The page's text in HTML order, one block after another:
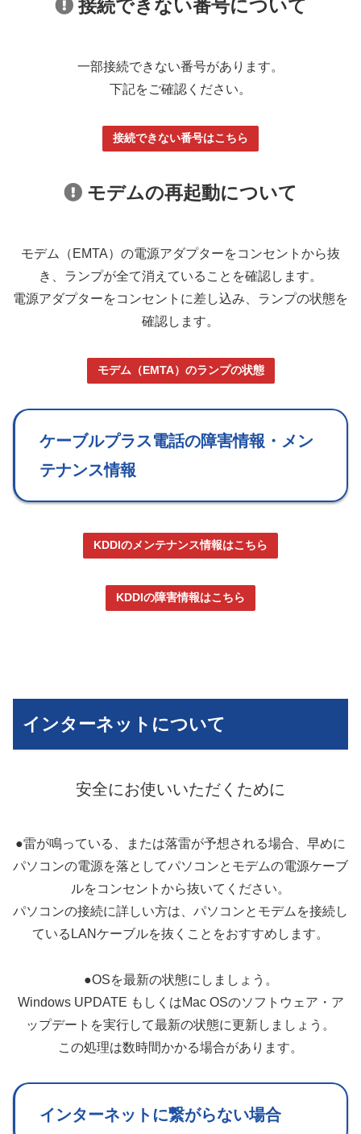
接続できない番号について
一部接続できない番号があります。
下記をご確認ください。
接続できない番号はこちら
モデムの再起動について
モデム（EMTA）の電源アダプターをコンセントから抜
き、ランプが全て消えていることを確認します。
電源アダプターをコンセントに差し込み、ランプの状態を
確認します。
モデム（EMTA）のランプの状態
ケーブルプラス電話の障害情報・メン
テナンス情報
KDDIのメンテナンス情報はこちら
KDDIの障害情報はこちら
インターネットについて
安全にお使いいただくために
●雷が鳴っている、または落雷が予想される場合、早めに
パソコンの電源を落としてパソコンとモデムの電源ケーブ
ルをコンセントから抜いてください。
パソコンの接続に詳しい方は、パソコンとモデムを接続し
ているLANケーブルを抜くことをおすすめします。
●OSを最新の状態にしましょう。
Windows UPDATE もしくはMac OSのソフトウェア・ア
ップデートを実行して最新の状態に更新しましょう。
この処理は数時間かかる場合があります。
インターネットに繋がらない場合